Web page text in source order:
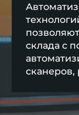
склада с
сканеров,